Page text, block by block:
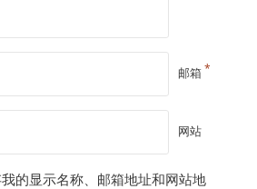
邮箱*
网站
的显示名称、邮箱地址和网站地